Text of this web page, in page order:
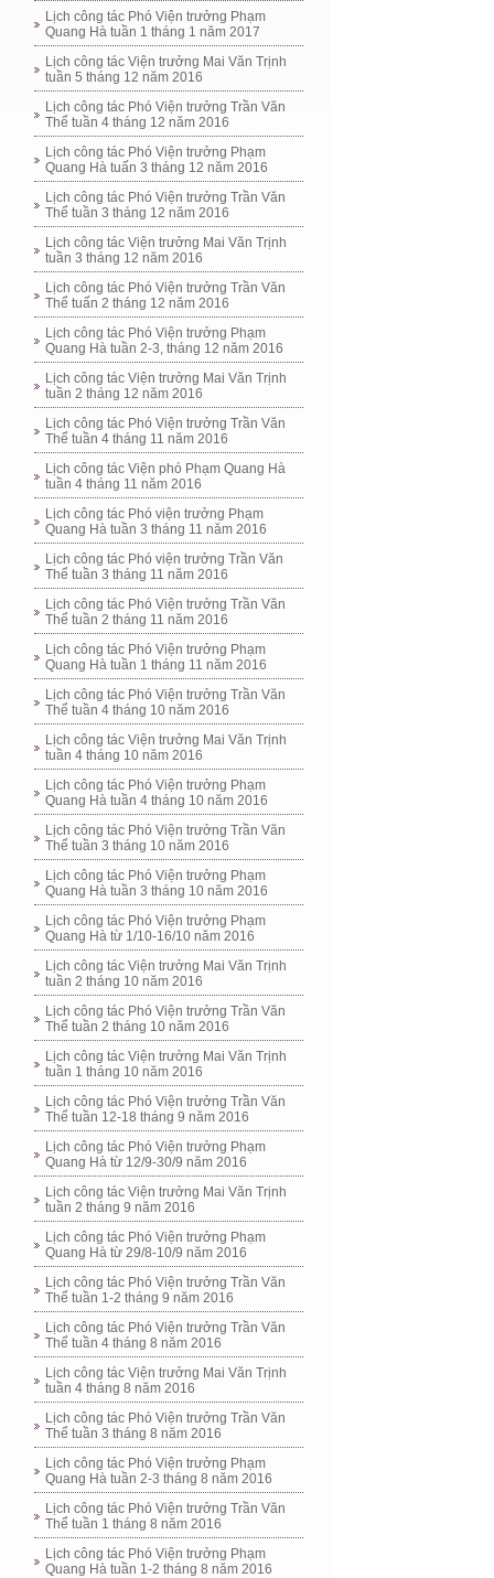
Lịch công tác Phó Viện trưởng Phạm
Quang Hà tuần 1 tháng 1 năm 2017
Lịch công tác Viện trưởng Mai Văn Trịnh
tuần 5 tháng 12 năm 2016
Lịch công tác Phó Viện trưởng Trần Văn
Thể tuần 4 tháng 12 năm 2016
Lịch công tác Phó Viện trưởng Phạm
Quang Hà tuấn 3 tháng 12 năm 2016
Lịch công tác Phó Viện trưởng Trần Văn
Thể tuần 3 tháng 12 năm 2016
Lịch công tác Viện trưởng Mai Văn Trịnh
tuần 3 tháng 12 năm 2016
Lịch công tác Phó Viện trưởng Trần Văn
Thể tuấn 2 tháng 12 năm 2016
Lịch công tác Phó Viện trưởng Phạm
Quang Hà tuần 2-3, tháng 12 năm 2016
Lịch công tác Viện trưởng Mai Văn Trịnh
tuần 2 tháng 12 năm 2016
Lịch công tác Phó Viện trưởng Trần Văn
Thể tuần 4 tháng 11 năm 2016
Lịch công tác Viện phó Phạm Quang Hà
tuần 4 tháng 11 năm 2016
Lịch công tác Phó viện trưởng Phạm
Quang Hà tuần 3 tháng 11 năm 2016
Lịch công tác Phó viện trưởng Trần Văn
Thể tuần 3 tháng 11 năm 2016
Lịch công tác Phó Viện trưởng Trần Văn
Thể tuần 2 tháng 11 năm 2016
Lịch công tác Phó Viện trưởng Phạm
Quang Hà tuần 1 tháng 11 năm 2016
Lịch công tác Phó Viện trưởng Trần Văn
Thể tuần 4 tháng 10 năm 2016
Lịch công tác Viện trưởng Mai Văn Trịnh
tuần 4 tháng 10 năm 2016
Lịch công tác Phó Viện trưởng Phạm
Quang Hà tuần 4 tháng 10 năm 2016
Lịch công tác Phó Viện trưởng Trần Văn
Thể tuần 3 tháng 10 năm 2016
Lịch công tác Phó Viện trưởng Phạm
Quang Hà tuần 3 tháng 10 năm 2016
Lịch công tác Phó Viện trưởng Phạm
Quang Hà từ 1/10-16/10 năm 2016
Lịch công tác Viện trưởng Mai Văn Trịnh
tuần 2 tháng 10 năm 2016
Lịch công tác Phó Viện trưởng Trần Văn
Thể tuần 2 tháng 10 năm 2016
Lịch công tác Viện trưởng Mai Văn Trịnh
tuần 1 tháng 10 năm 2016
Lịch công tác Phó Viện trưởng Trần Văn
Thể tuần 12-18 tháng 9 năm 2016
Lịch công tác Phó Viện trưởng Phạm
Quang Hà từ 12/9-30/9 năm 2016
Lịch công tác Viện trưởng Mai Văn Trịnh
tuần 2 tháng 9 năm 2016
Lịch công tác Phó Viện trưởng Phạm
Quang Hà từ 29/8-10/9 năm 2016
Lịch công tác Phó Viện trưởng Trần Văn
Thể tuần 1-2 tháng 9 năm 2016
Lịch công tác Phó Viện trưởng Trần Văn
Thể tuần 4 tháng 8 năm 2016
Lịch công tác Viện trưởng Mai Văn Trịnh
tuần 4 tháng 8 năm 2016
Lịch công tác Phó Viện trưởng Trần Văn
Thể tuần 3 tháng 8 năm 2016
Lịch công tác Phó Viện trưởng Phạm
Quang Hà tuần 2-3 tháng 8 năm 2016
Lịch công tác Phó Viện trưởng Trần Văn
Thể tuần 1 tháng 8 năm 2016
Lịch công tác Phó Viện trưởng Phạm
Quang Hà tuần 1-2 tháng 8 năm 2016